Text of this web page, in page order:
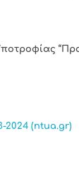
2024 (ntua.gr)